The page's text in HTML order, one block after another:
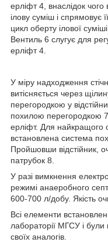
ерліфт 4, внаслідок чого
ілову суміш і спрямовує
цикл оберту ілової
Вентиль 6 слугує для
ерліфт 4.
У міру надходження
витісняється через
перегородкою у
похилою перегородкою 7
ерліфт. Для найкращого
встановлена система
Пройшовши відстійник,
патрубок 8.
У разі вимкнення
режимі анаеробного
600-700 л/добу. Якість
Всі елементи
лабораторії МГСУ і
своїх аналогів.